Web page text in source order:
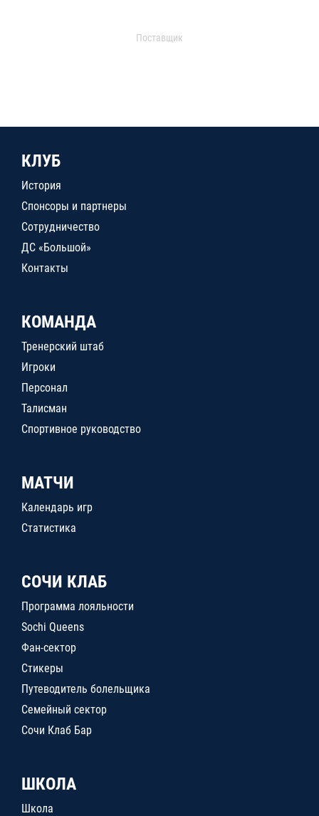
Поставщик
КЛУБ
История
Спонсоры и партнеры
Сотрудничество
ДС «Большой»
Контакты
КОМАНДА
Тренерский штаб
Игроки
Персонал
Талисман
Спортивное руководство
МАТЧИ
Календарь игр
Статистика
СОЧИ КЛАБ
Программа лояльности
Sochi Queens
Фан-сектор
Стикеры
Путеводитель болельщика
Семейный сектор
Сочи Клаб Бар
ШКОЛА
Школа